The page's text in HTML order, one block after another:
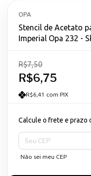
OPA
Stencil de Acetato
Imperial Opa 232 -
R$6,75
R$7,50
R$6,41 com PIX
Calcule o frete e prazo
Entregas para o CEP:
Não sei meu CEP